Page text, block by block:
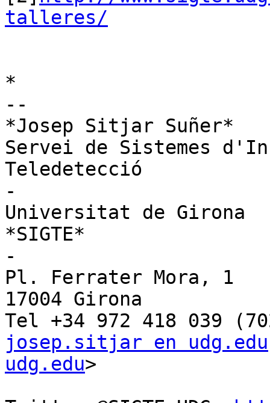
talleres/
*
--
*Josep Sitjar Suñer*
Servei de Sistemes
Teledetecció
-
Universitat de Girona
*SIGTE*
-
Pl. Ferrater Mora, 1
17004 Girona
josep.sitjar en udg.edu
udg.edu>